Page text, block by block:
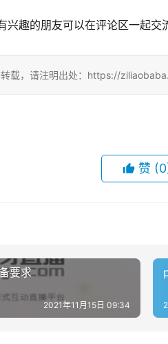
趣的朋友可以在评论区一起交
转载，请注明出处：https://
赞
要求
2021年11月15日 09:34